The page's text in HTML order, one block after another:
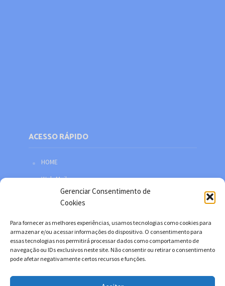
Gerenciar Consentimento de
Cookies
Para fornecer as melhores experiências, usamos tecnologias como cookies para
armazenar e/ou acessar informações do dispositivo. O consentimento para
essas tecnologias nos permitirá processar dados como comportamento de
navegação ou IDs exclusivos neste site. Não consentir ou retirar o consentimento
pode afetar negativamente certos recursos e funções.
ACESSO RÁPIDO
HOME
Web Mail
Política de privacidade
Facebook
Twitter
YouTube
Instagram